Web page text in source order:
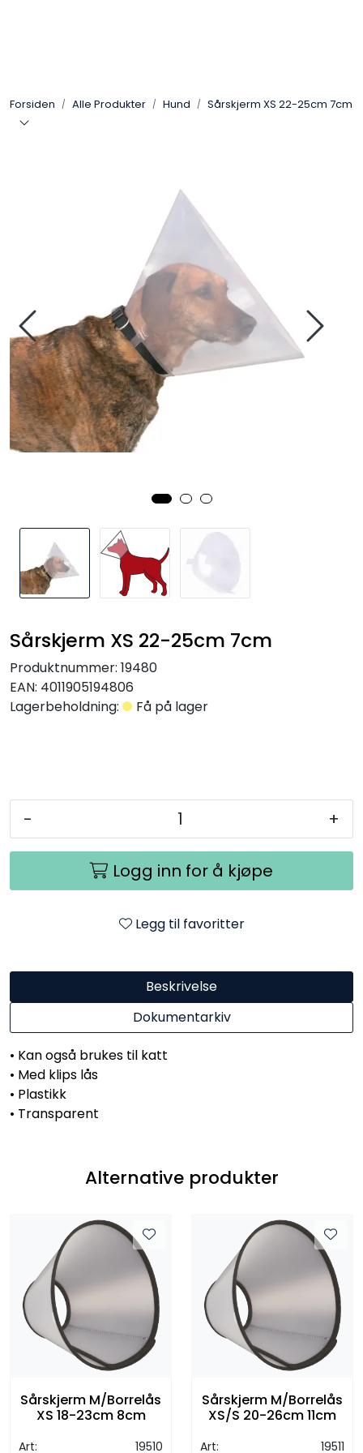
Forsiden Alle Produkter Hund Sårskjerm XS 22-25cm 7cm
Sårskjerm XS 22-25cm 7cm
Produktnummer: 19480
EAN: 4011905194806
Lagerbeholdning:
Få på lager
- +
Logg inn for å kjøpe
Legg til favoritter
Beskrivelse
Dokumentarkiv
• Kan også brukes til katt
• Med klips lås
• Plastikk
• Transparent
Alternative produkter
Sårskjerm M/Borrelås
XS 18-23cm 8cm
Art: 19510
Sårskjerm M/Borrelås
XS/S 20-26cm 11cm
Art: 19511
Leverandører